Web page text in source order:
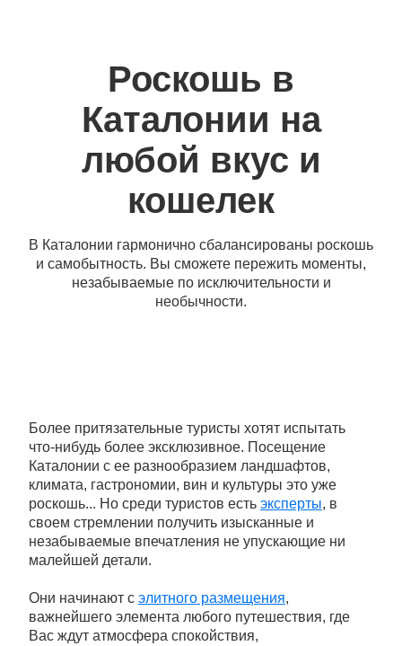
Роскошь в
Каталонии на
любой вкус и
кошелек
В Каталонии гармонично сбалансированы роскошь
и самобытность. Вы сможете пережить моменты,
незабываемые по исключительности и
необычности.
Более притязательные туристы хотят испытать
что-нибудь более эксклюзивное. Посещение
Каталонии с ее разнообразием ландшафтов,
климата, гастрономии, вин и культуры это уже
роскошь... Но среди туристов есть эксперты, в
своем стремлении получить изысканные и
незабываемые впечатления не упускающие ни
малейшей детали.
Они начинают с элитного размещения,
важнейшего элемента любого путешествия, где
Вас ждут атмосфера спокойствия,